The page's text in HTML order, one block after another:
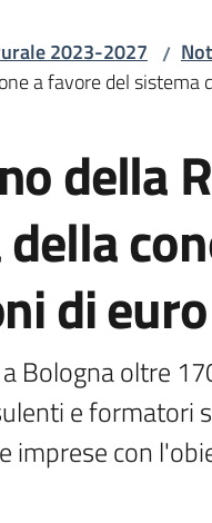
2023-2027 /
a favore del
della
di
Bologna oltre
e formatori
imprese con